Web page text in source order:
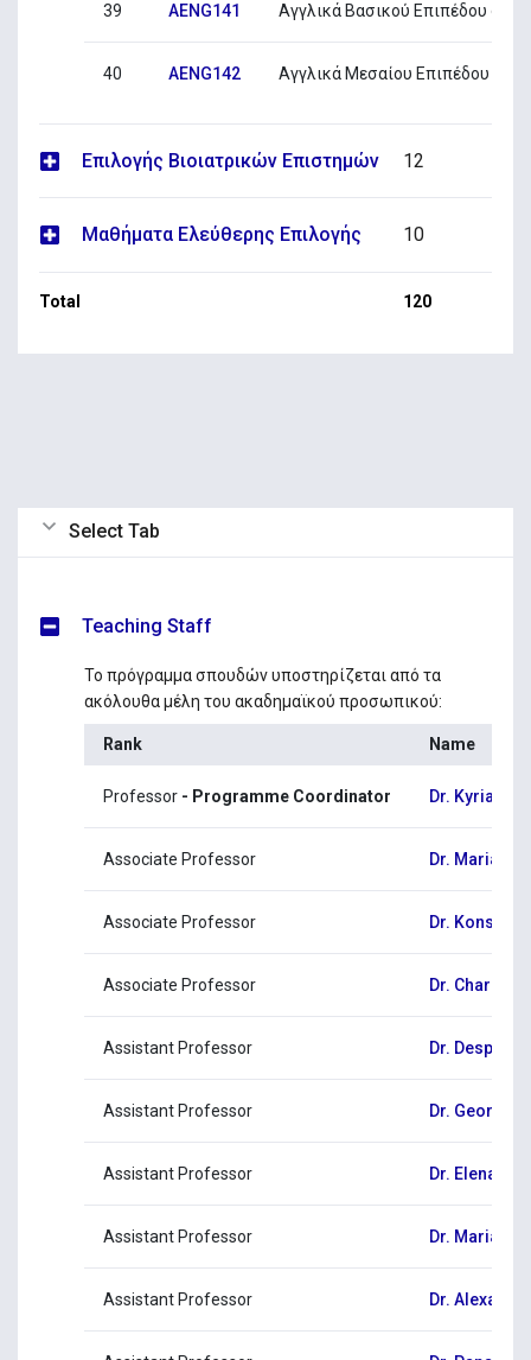
39 AENG141 Αγγλικά Βασικού Επιπέδου
40 AENG142 Αγγλικά Μεσαίου Επιπέδου
Επιλογής Βιοιατρικών Επιστημών 12
Μαθήματα Ελεύθερης Επιλογής 10
Total 120
Select Tab
Teaching Staff
Το πρόγραμμα σπουδών υποστηρίζεται από τα
ακόλουθα μέλη του ακαδημαϊκού προσωπικού:
Rank Name
Professor- Programme Coordinator Dr. Kyriacos
Associate Professor Dr. Maria
Associate Professor Dr.
Associate Professor Dr.
Assistant Professor Dr. Despina
Assistant Professor Dr. George
Assistant Professor Dr. Elena
Assistant Professor Dr. Maria
Assistant Professor Dr.